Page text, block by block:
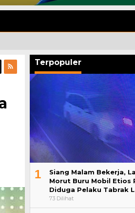
Terpopuler
1
Siang Malam Bekerja,
Morut Buru Mobil Etios
Diduga Pelaku Tabrak
73 Dilihat